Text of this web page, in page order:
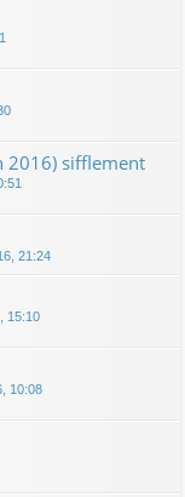
2016) sifflement
21:24
15:10
10:08